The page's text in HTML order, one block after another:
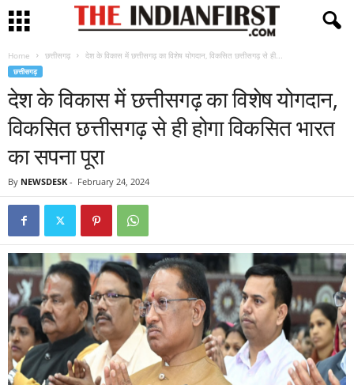
Home छत्तीसगढ़ देश के विकास में छत्तीसगढ़ का विशेष योगदान, विकसित छत्तीसगढ़ से ही...
छत्तीसगढ़
देश के विकास में छत्तीसगढ़ का विशेष योगदान,
विकसित छत्तीसगढ़ से ही होगा विकसित भारत
का सपना पूरा
By NEWSDESK - February 24, 2024